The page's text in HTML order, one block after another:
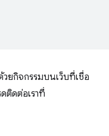
ยกิจกรรมบนเว็บที่เชื่อ
ติดต่อเราที่